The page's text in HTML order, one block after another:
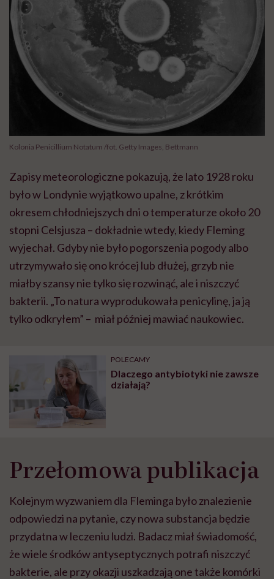
Kolonia Penicillium Notatum /fot. Getty Images, Bettmann
Zapisy meteorologiczne pokazują, że lato 1928 roku
było w Londynie wyjątkowo upalne, z krótkim
okresem chłodniejszych dni o temperaturze około 20
stopni Celsjusza – dokładnie wtedy, kiedy Fleming
wyjechał. Gdyby nie było pogorszenia pogody albo
utrzymywało się ono krócej lub dłużej, grzyb nie
miałby szansy nie tylko się rozwinąć, ale i niszczyć
bakterii. „To natura wyprodukowała penicylinę, ja ją
tylko odkryłem” – miał później mawiać naukowiec.
POLECAMY
Dlaczego antybiotyki nie zawsze
działają?
Przełomowa publikacja
Kolejnym wyzwaniem dla Fleminga było znalezienie
odpowiedzi na pytanie, czy nowa substancja będzie
przydatna w leczeniu ludzi. Badacz miał świadomość,
że wiele środków antyseptycznych potrafi niszczyć
bakterie, ale przy okazji uszkadzają one także komórki